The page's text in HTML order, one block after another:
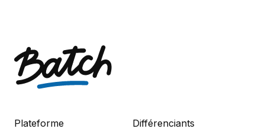
Plateforme Différenciants